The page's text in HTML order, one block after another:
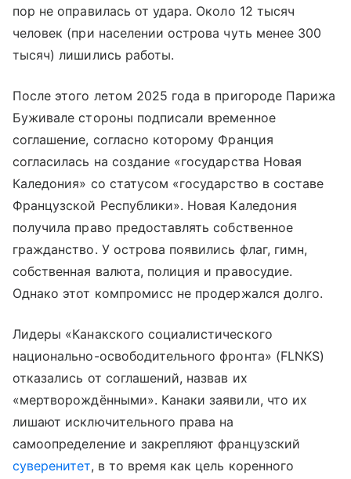
пор не оправилась от удара. Около 12 тысяч
человек (при населении острова чуть менее 300
тысяч) лишились работы.
После этого летом 2025 года в пригороде Парижа
Буживале стороны подписали временное
соглашение, согласно которому Франция
согласилась на создание «государства Новая
Каледония» со статусом «государство в составе
Французской Республики». Новая Каледония
получила право предоставлять собственное
гражданство. У острова появились флаг, гимн,
собственная валюта, полиция и правосудие.
Однако этот компромисс не продержался долго.
Лидеры «Канакского социалистического
национально-освободительного фронта» (FLNKS)
отказались от соглашений, назвав их
«мертворождёнными». Канаки заявили, что их
лишают исключительного права на
самоопределение и закрепляют французский
суверенитет, в то время как цель коренного